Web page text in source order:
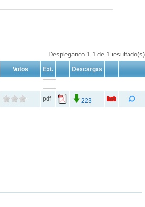
Desplegando 1-1 de 1 resultado(s).
Votos Ext. Descargas
pdf 223